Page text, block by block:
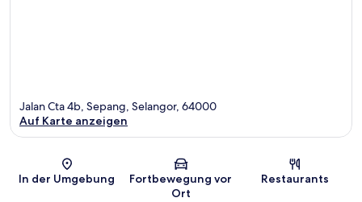
Karte
Jalan Cta 4b, Sepang, Selangor, 64000
Auf Karte anzeigen
In der Umgebung
Fortbewegung vor
Ort
Restaurants